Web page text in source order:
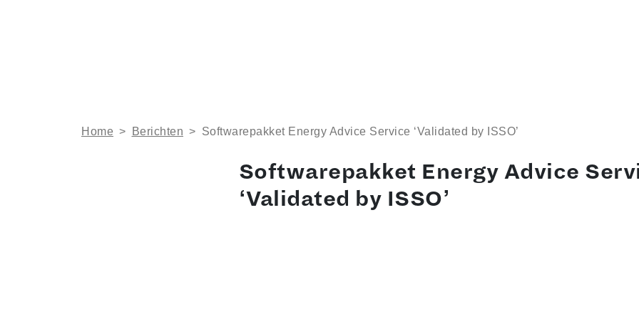
Home > Berichten > Softwarepakket Energy Advice Service ‘Validated by ISSO’
Softwarepakket Energy Advice
‘Validated by ISSO’